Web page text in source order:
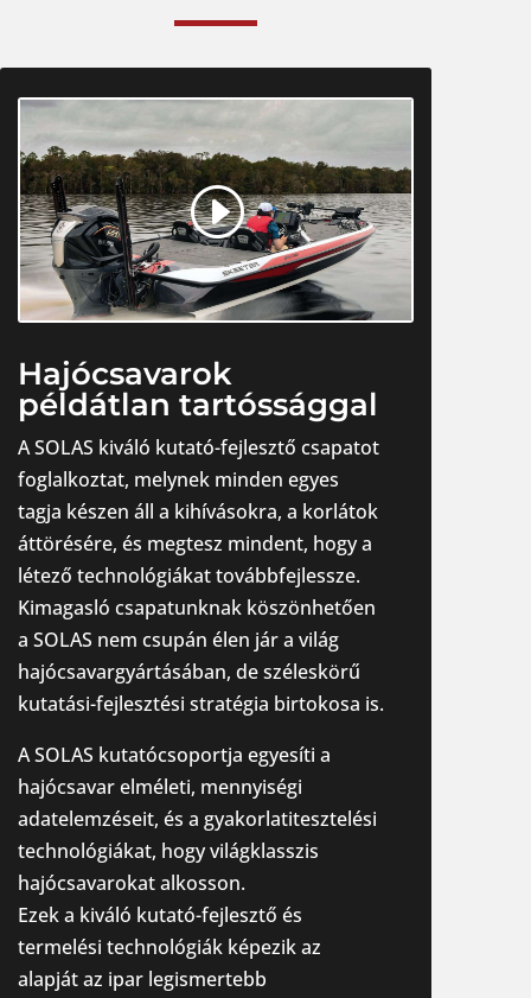
Hajócsavarok
példátlan tartóssággal
A SOLAS kiváló kutató-fejlesztő csapatot
foglalkoztat, melynek minden egyes
tagja készen áll a kihívásokra, a korlátok
áttörésére, és megtesz mindent, hogy a
létező technológiákat továbbfejlessze.
Kimagasló csapatunknak köszönhetően
a SOLAS nem csupán élen jár a világ
hajócsavargyártásában, de széleskörű
kutatási-fejlesztési stratégia birtokosa is.
A SOLAS kutatócsoportja egyesíti a
hajócsavar elméleti, mennyiségi
adatelemzéseit, és a gyakorlatitesztelési
technológiákat, hogy világklasszis
hajócsavarokat alkosson.
Ezek a kiváló kutató-fejlesztő és
termelési technológiák képezik az
alapját az ipar legismertebb